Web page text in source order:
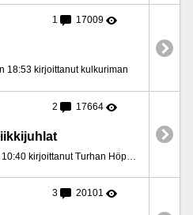
1 17009
18:53 kirjoittanut kulkuriman
2 17664
3 20101